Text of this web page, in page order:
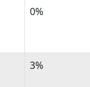
0%
3%